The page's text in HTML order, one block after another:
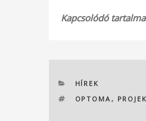
Kapcsolódó
KATEGÓRIÁK
HÍREK
CÍMKÉK
OPTOMA ,